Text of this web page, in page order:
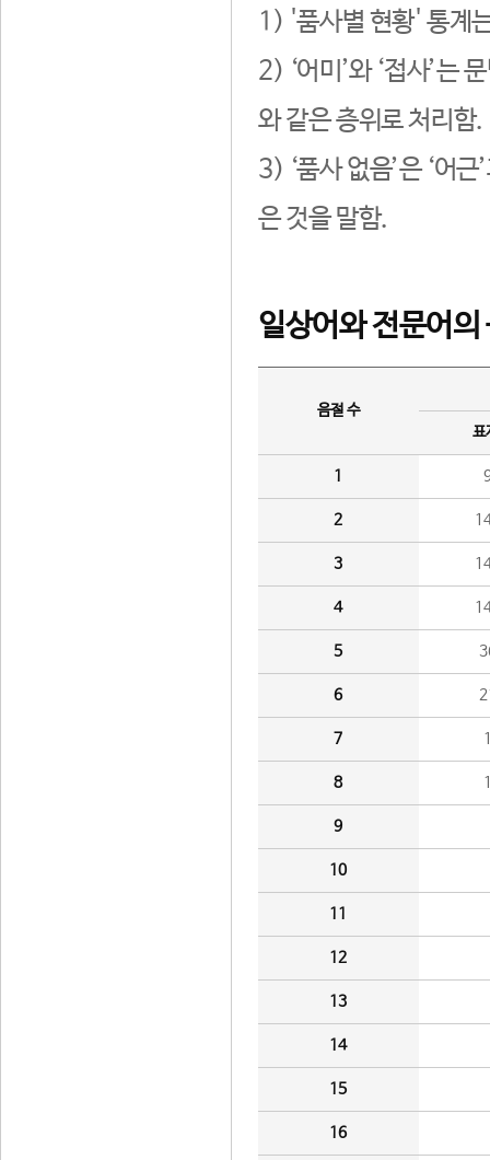
1) '품사별 현황' 통계
2) ‘어미’와 ‘접사’는
와 같은 층위로 처리함.
3) ‘품사 없음’은 ‘어
은 것을 말함.
일상어와 전문어의
음절 수
표
1
2
3
4
5
6
7
8
9
10
11
12
13
14
15
16